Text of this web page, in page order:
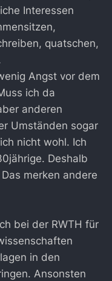
Interessen
quatschen,
Angst vor dem
ich da
anderen
Umständen sogar
nicht wohl. Ich
Deshalb
merken andere
bei der RWTH für
in den
Ansonsten